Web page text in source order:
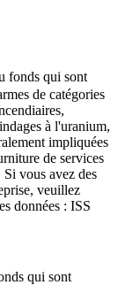
fonds qui sont
de catégories
à l'uranium,
impliquées
de services
Si vous avez des
veuillez
données : ISS
qui sont